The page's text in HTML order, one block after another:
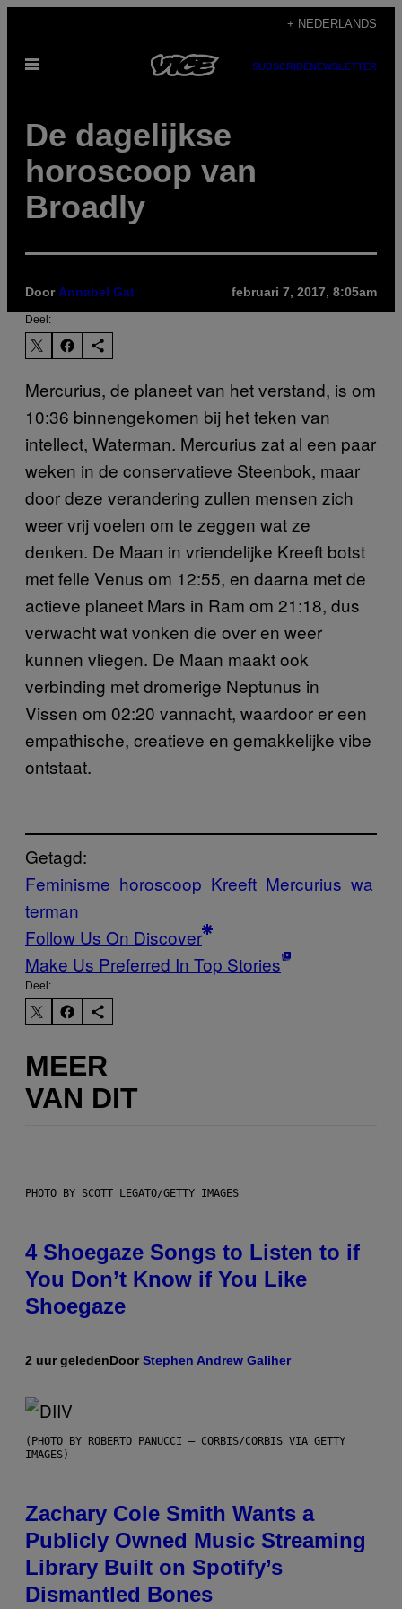
de
+ NEDERLANDS
Open
SUBSCRIBENEWSLETTER
De dagelijkse
horoscoop van
Broadly
Door Annabel Gat februari 7, 2017, 8:05am
Deel:
Mercurius, de planeet van het verstand, is om
10:36 binnengekomen bij het teken van
intellect, Waterman. Mercurius zat al een paar
weken in de conservatieve Steenbok, maar
door deze verandering zullen mensen zich
weer vrij voelen om te zeggen wat ze
denken. De Maan in vriendelijke Kreeft botst
met felle Venus om 12:55, en daarna met de
actieve planeet Mars in Ram om 21:18, dus
verwacht wat vonken die over en weer
kunnen vliegen. De Maan maakt ook
verbinding met dromerige Neptunus in
Vissen om 02:20 vannacht, waardoor er een
empathische, creatieve en gemakkelijke vibe
ontstaat.
Getagd:
Feminisme horoscoop Kreeft Mercurius wa
terman
Follow Us On Discover
Make Us Preferred In Top Stories
Deel:
MEER
VAN DIT
PHOTO BY SCOTT LEGATO/GETTY IMAGES
4 Shoegaze Songs to Listen to if
You Don’t Know if You Like
Shoegaze
2 uur geledenDoorStephen Andrew Galiher
(PHOTO BY ROBERTO PANUCCI – CORBIS/CORBIS VIA GETTY
IMAGES)
Zachary Cole Smith Wants a
Publicly Owned Music Streaming
Library Built on Spotify’s
Dismantled Bones